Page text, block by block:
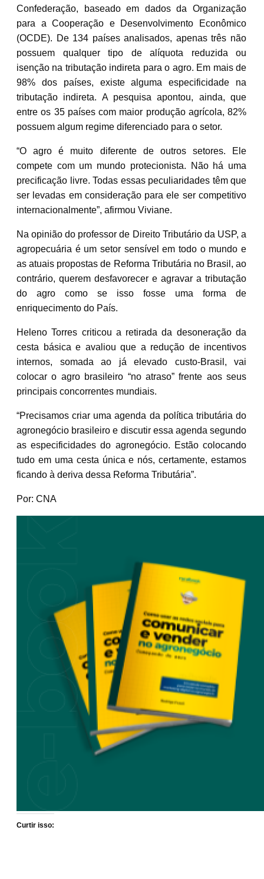
Confederação, baseado em dados da Organização
para a Cooperação e Desenvolvimento Econômico
(OCDE). De 134 países analisados, apenas três não
possuem qualquer tipo de alíquota reduzida ou
isenção na tributação indireta para o agro. Em mais de
98% dos países, existe alguma especificidade na
tributação indireta. A pesquisa apontou, ainda, que
entre os 35 países com maior produção agrícola, 82%
possuem algum regime diferenciado para o setor.
“O agro é muito diferente de outros setores. Ele
compete com um mundo protecionista. Não há uma
precificação livre. Todas essas peculiaridades têm que
ser levadas em consideração para ele ser competitivo
internacionalmente”, afirmou Viviane.
Na opinião do professor de Direito Tributário da USP, a
agropecuária é um setor sensível em todo o mundo e
as atuais propostas de Reforma Tributária no Brasil, ao
contrário, querem desfavorecer e agravar a tributação
do agro como se isso fosse uma forma de
enriquecimento do País.
Heleno Torres criticou a retirada da desoneração da
cesta básica e avaliou que a redução de incentivos
internos, somada ao já elevado custo-Brasil, vai
colocar o agro brasileiro “no atraso” frente aos seus
principais concorrentes mundiais.
“Precisamos criar uma agenda da política tributária do
agronegócio brasileiro e discutir essa agenda segundo
as especificidades do agronegócio. Estão colocando
tudo em uma cesta única e nós, certamente, estamos
ficando à deriva dessa Reforma Tributária”.
Por: CNA
Curtir isso: